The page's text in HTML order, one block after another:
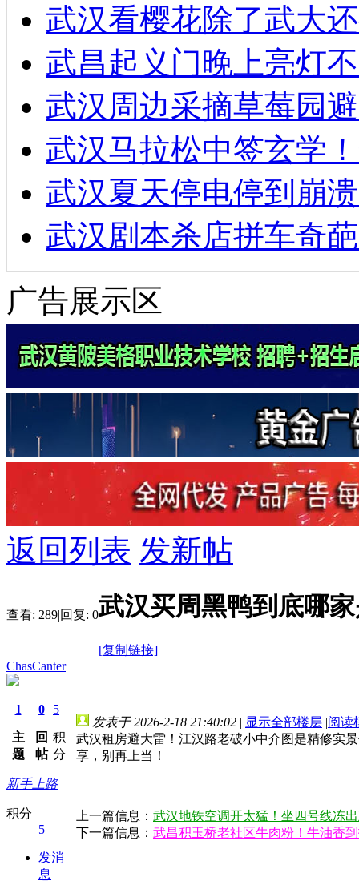
武汉看樱花除了武大
武昌起义门晚上亮灯
武汉周边采摘草莓园
武汉马拉松中签玄学
武汉夏天停电停到崩
武汉剧本杀店拼车奇
广告展示区
返回列表 发新帖
查看: 289|回复: 0武汉买周黑鸭到底哪
[复制链接]
ChasCanter
1
主
题
0
回
帖
5
积
分
新手上路
积分
5
发消
息
发表于 2026-2-18 21:40:02 | 显示全部楼层 |阅读
武汉租房避大雷！江汉路老破小中介图是精修实
享，别再上当！
上一篇信息： 武汉地铁空调开太猛！坐四号线冻
下一篇信息： 武昌积玉桥老社区牛肉粉！牛油香